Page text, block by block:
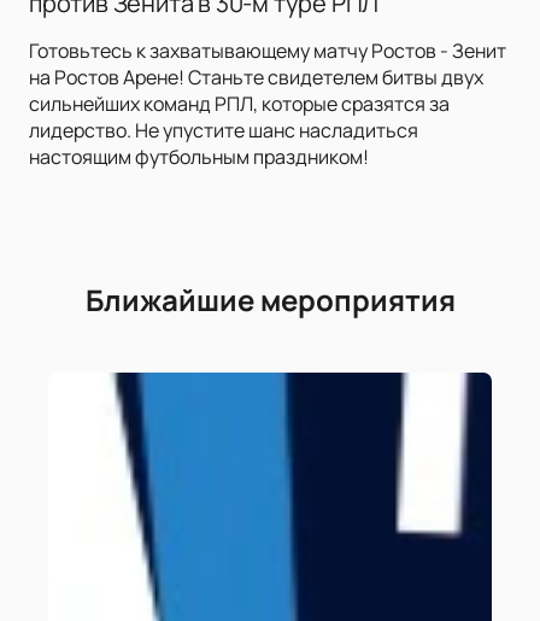
Готовьтесь к захватывающему матчу Ростов - Зенит
на Ростов Арене! Станьте свидетелем битвы двух
сильнейших команд РПЛ, которые сразятся за
лидерство. Не упустите шанс насладиться
настоящим футбольным праздником!
Ближайшие мероприятия